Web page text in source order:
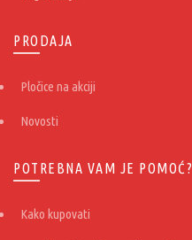
PRODAJA
Pločice na akciji
Novosti
POTREBNA VAM JE POMOĆ?
Kako kupovati